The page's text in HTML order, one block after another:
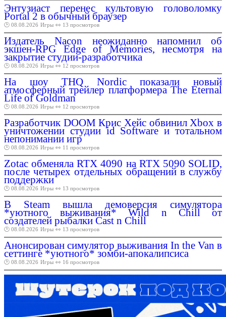
Энтузиаст перенес культовую головоломку
Portal 2 в обычный браузер
🕑 08.08.2026 Игры 👀 13 просмотров
Издатель Nacon неожиданно напомнил об
экшен-RPG Edge of Memories, несмотря на
закрытие студии-разработчика
🕑 08.08.2026 Игры 👀 12 просмотров
На шоу THQ Nordic показали новый
атмосферный трейлер платформера The Eternal
Life of Goldman
🕑 08.08.2026 Игры 👀 12 просмотров
Разработчик DOOM Крис Хейс обвинил Xbox в
уничтожении студии id Software и тотальном
непонимании игр
🕑 08.08.2026 Игры 👀 11 просмотров
Zotac обменяла RTX 4090 на RTX 5090 SOLID,
после четырех отдельных обращений в службу
поддержки
🕑 08.08.2026 Игры 👀 13 просмотров
В Steam вышла демоверсия симулятора
*уютного выживания* Wild n Chill от
создателей рыбалки Cast n Chill
🕑 08.08.2026 Игры 👀 13 просмотров
Анонсирован симулятор выживания In the Van в
сеттинге *уютного* зомби-апокалипсиса
🕑 08.08.2026 Игры 👀 16 просмотров